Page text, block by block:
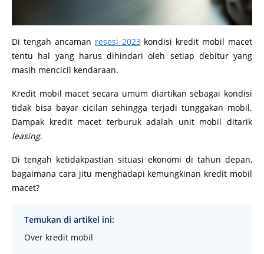
Di tengah ancaman resesi 2023kondisi kredit mobil macet
tentu hal yang harus dihindari oleh setiap debitur yang
masih mencicil kendaraan.
Kredit mobil macet secara umum diartikan sebagai kondisi
tidak bisa bayar cicilan sehingga terjadi tunggakan mobil.
Dampak kredit macet terburuk adalah unit mobil ditarik
leasing.
Di tengah ketidakpastian situasi ekonomi di tahun depan,
bagaimana cara jitu menghadapi kemungkinan kredit mobil
macet?
Temukan di artikel ini:
Over kredit mobil